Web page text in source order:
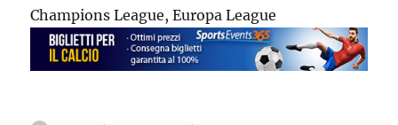
Champions League, Europa League